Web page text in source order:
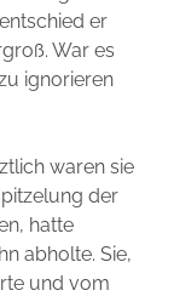
er
War es
ignorieren
waren sie
der
hatte
abholte. Sie,
und vom